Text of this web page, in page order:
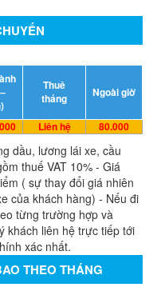
Thuê
tháng
Ngoài giờ
Liên hệ 80.000
dầu, lương lái xe, cầu
thuế VAT 10% - Giá
( sự thay đổi giá nhiên
của khách hàng) - Nếu đi
từng trường hợp và
khách liên hệ trực tiếp tới
xác nhất.
THEO THÁNG